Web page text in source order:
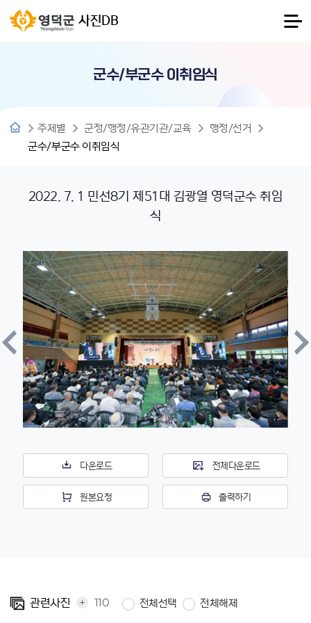
사진DB
군수/부군수 이취임식
주제별 군정/행정/유관기관/교육
행정/선거
군수/부군수 이취임식
2022. 7. 1 민선8기 제51대 김광열 영덕군수 취임
식
다운로드 전체다운로드
원본요청 출력하기
관련사진 + 110 전체선택 전체해제